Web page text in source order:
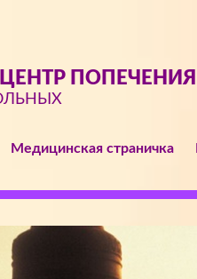
ПОПЕЧЕНИЯ
Медицинская страничка